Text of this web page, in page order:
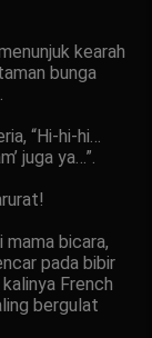
kearah
bunga
“Hi-hi-hi…
juga ya…”.
mama bicara,
pada bibir
French
bergulat